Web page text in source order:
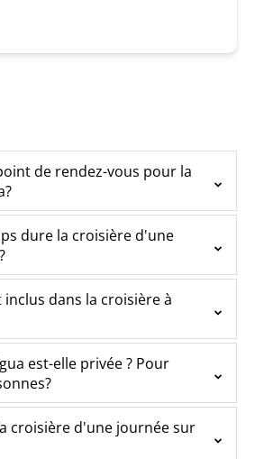
de rendez-vous pour la
dure la croisière d'une
inclus dans la croisière à
est-elle privée ? Pour
croisière d'une journée sur